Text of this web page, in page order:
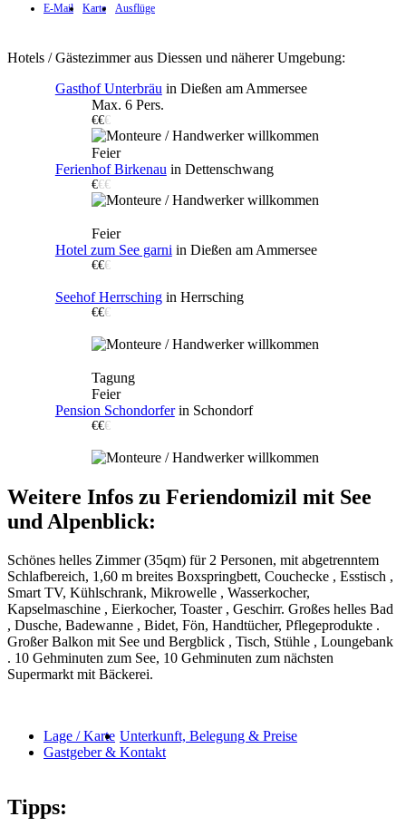
E-Mail Karte Ausflüge
Hotels / Gästezimmer aus Diessen und näherer Umgebung:
Gasthof Unterbräu in Dießen am Ammersee
Max. 6 Pers.
€€€
Feier
Ferienhof Birkenau in Dettenschwang
€€€
Feier
Hotel zum See garni in Dießen am Ammersee
€€€
Seehof Herrschingin Herrsching
€€€
Tagung
Feier
Pension Schondorferin Schondorf
€€€
Weitere Infos zu Feriendomizil mit See
und Alpenblick:
Schönes helles Zimmer (35qm) für 2 Personen, mit abgetrenntem
Schlafbereich, 1,60 m breites Boxspringbett, Couchecke , Esstisch ,
Smart TV, Kühlschrank, Mikrowelle , Wasserkocher,
Kapselmaschine , Eierkocher, Toaster , Geschirr. Großes helles Bad
, Dusche, Badewanne , Bidet, Fön, Handtücher, Pflegeprodukte .
Großer Balkon mit See und Bergblick , Tisch, Stühle , Loungebank
. 10 Gehminuten zum See, 10 Gehminuten zum nächsten
Supermarkt mit Bäckerei.
Lage / Karte Unterkunft, Belegung & Preise
Gastgeber & Kontakt
Tipps: